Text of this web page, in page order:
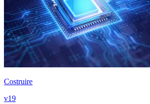
Costruire
v19